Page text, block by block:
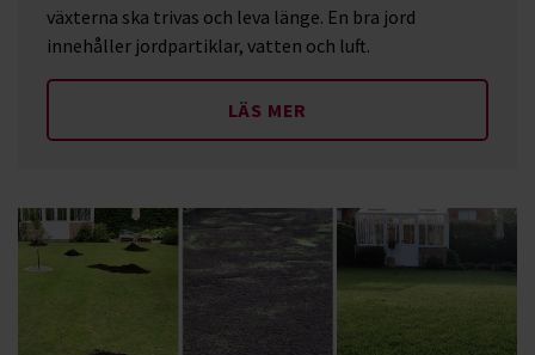
växterna ska trivas och leva länge. En bra jord
innehåller jordpartiklar, vatten och luft.
LÄS MER